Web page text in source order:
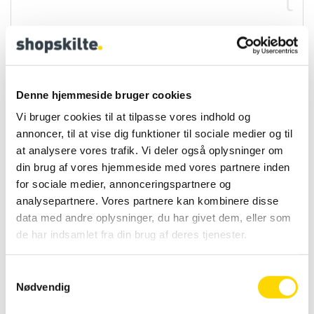
Denne hjemmeside bruger cookies
Vi bruger cookies til at tilpasse vores indhold og
annoncer, til at vise dig funktioner til sociale medier og til
at analysere vores trafik. Vi deler også oplysninger om
din brug af vores hjemmeside med vores partnere inden
for sociale medier, annonceringspartnere og
analysepartnere. Vores partnere kan kombinere disse
data med andre oplysninger, du har givet dem, eller som
de har indsamlet fra din brug af deres tjenester.
Nødvendig
e
t
t
a
a
d.
Køb før kl. 14 og
modtag varen dagen